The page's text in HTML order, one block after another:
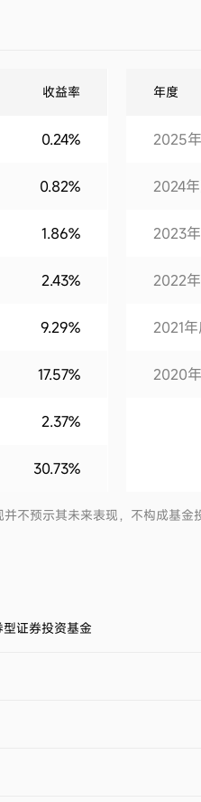
收益率
0.24%
0.82%
1.86%
2.43%
9.29%
17.57%
2.37%
30.73%
年度
2025
2024
2023
2022
2021
2020
不预示其未来表现，不构成基
证券投资基金